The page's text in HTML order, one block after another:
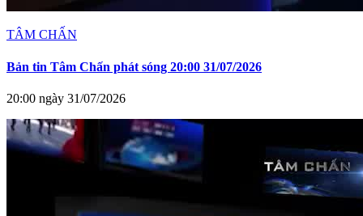
TÂM CHẤN
Bản tin Tâm Chấn phát sóng 20:00 31/07/2026
20:00 ngày 31/07/2026